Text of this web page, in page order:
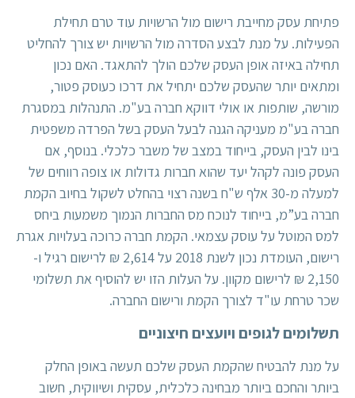
פתיחת עסק מחייבת רישום מול הרשויות עוד טרם תחילת
הפעילות. על מנת לבצע הסדרה מול הרשויות יש צורך להחליט
תחילה באיזה אופן העסק שלכם הולך להתאגד. האם נכון
ומתאים יותר שהעסק שלכם יתחיל את דרכו כעוסק פטור,
מורשה, שותפות או אולי דווקא חברה בע"מ. התנהלות במסגרת
חברה בע"מ מעניקה הגנה לבעל העסק בשל הפרדה משפטית
בינו לבין העסק, בייחוד במצב של משבר כלכלי. בנוסף, אם
העסק פונה לקהל יעד שהוא חברות גדולות או צופה רווחים של
למעלה מ-30 אלף ש"ח בשנה רצוי בהחלט לשקול בחיוב הקמת
חברה בע”מ, בייחוד לנוכח מס החברות הנמוך משמעות ביחס
למס המוטל על עוסק עצמאי. הקמת חברה כרוכה בעלויות אגרת
רישום, העומדת נכון לשנת 2018 על 2,614 ₪ לרישום רגיל ו-
2,150 ₪ לרישום מקוון. על העלות הזו יש להוסיף את תשלומי
שכר טרחת עו"ד לצורך הקמת ורישום החברה.
תשלומים לגופים ויועצים חיצוניים
על מנת להבטיח שהקמת העסק שלכם תעשה באופן החלק
ביותר והחכם ביותר מבחינה כלכלית, עסקית ושיווקית, חשוב